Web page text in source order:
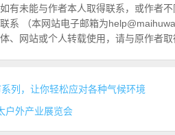
有未能与作者本人取得联系，或作者
系 （本网站电子邮箱为
、网站或个人转载使用，请与原作者取
列，让你轻松应对各种气候环境
户外产业展览会